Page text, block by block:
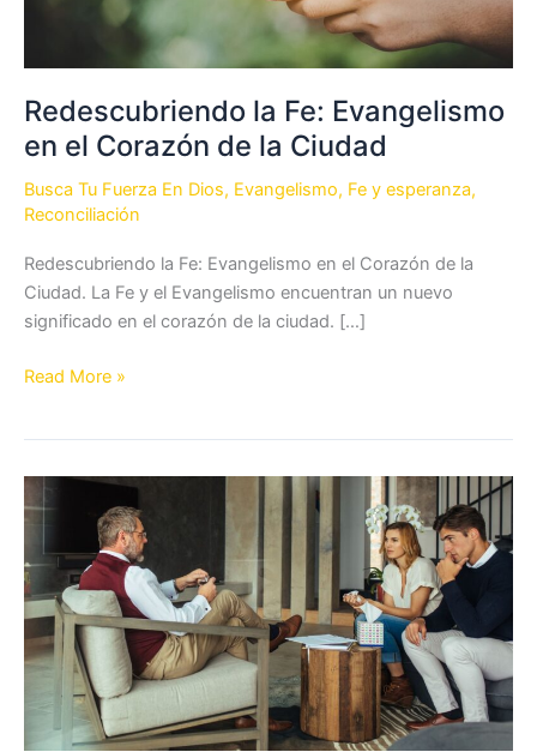
Redescubriendo la Fe: Evangelismo
en el Corazón de la Ciudad
Busca Tu Fuerza En Dios, Evangelismo, Fe y esperanza,
Reconciliación
Redescubriendo la Fe: Evangelismo en el Corazón de la
Ciudad. La Fe y el Evangelismo encuentran un nuevo
significado en el corazón de la ciudad. […]
Redescubriendo
el
Corazón
de
la
Ciudad
Read More »